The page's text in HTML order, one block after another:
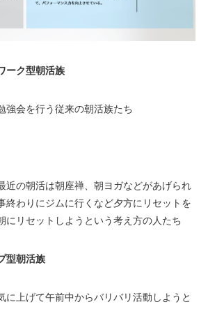
ーク型朝活族
強会を行う従来の朝活族たち
近の朝活は朝座禅、朝ヨガなどがあげられ
終わりにジムに行くなど夕方にリセットを
にリセットしようという考え方の人たち
型朝活族
に上げて午前中からバリバリ活動しようと